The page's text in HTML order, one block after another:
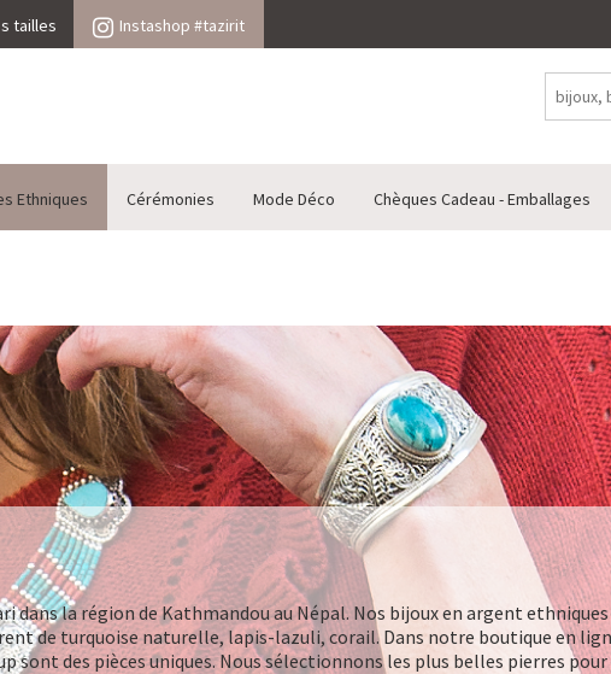
tailles Instashop #tazirit
Ethniques Cérémonies Mode Déco Chèques Cadeau - Emballages
dans la région de Kathmandou au Népal. Nos bijoux en argent
de turquoise naturelle, lapis-lazuli, corail. Dans notre boutique en
sont des pièces uniques. Nous sélectionnons les plus belles pierres